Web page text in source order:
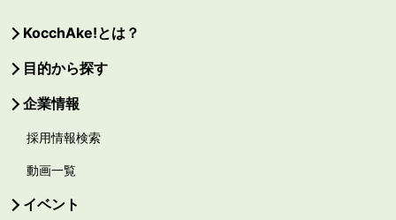
KocchAke!とは？
目的から探す
企業情報
採用情報検索
動画一覧
イベント